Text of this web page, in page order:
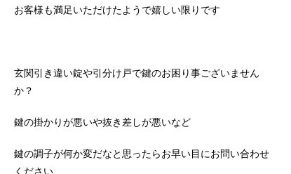
お客様も満足いただけたようで嬉しい限りです
玄関引き違い錠や引分け戸で鍵のお困り事ございません
か？
鍵の掛かりが悪いや抜き差しが悪いなど
鍵の調子が何か変だなと思ったらお早い目にお問い合わせ
ください